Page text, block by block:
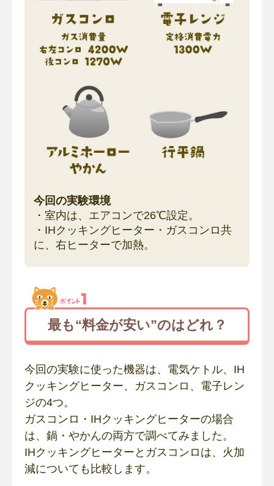
今回の実験環境
・室内は、エアコンで26℃設定。
・IHクッキングヒーター・ガスコンロ共
に、右ヒーターで加熱。
最も“料金が安い”のはどれ？
今回の実験に使った機器は、電気ケトル、IH
クッキングヒーター、ガスコンロ、電子レン
ジの4つ。
ガスコンロ・IHクッキングヒーターの場合
は、鍋・やかんの両方で調べてみました。
IHクッキングヒーターとガスコンロは、火加
減についても比較します。